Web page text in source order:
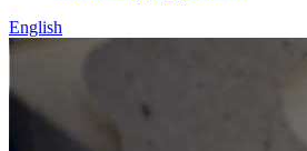
English